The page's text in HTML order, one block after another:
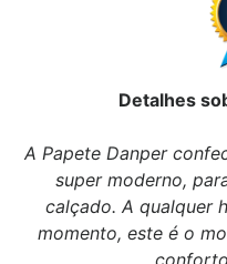
Detalhes
A Papete Danper
super moderno,
calçado. A qualquer
momento, este é o